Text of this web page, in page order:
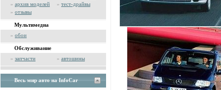
» архив моделей » тест-драйвы
» отзывы
Мультимедиа
» обои
Обслуживание
» запчасти » автошины
Весь мир авто на InfoCar